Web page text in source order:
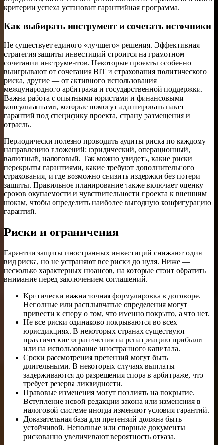
критерии успеха установит гарантийная программа.
Как выбирать инструмент и сочетать источники
Не существует единого «лучшего» решения. Эффективная
стратегия защиты инвестиций строится на грамотном
сочетании инструментов. Некоторые проекты особенно
выигрывают от сочетания BIT и страхования политического
риска, другие — от активного использования
международного арбитража и государственной поддержки.
Важна работа с опытными юристами и финансовыми
консультантами, которые помогут адаптировать пакет
гарантий под специфику проекта, страну размещения и
отрасль.
Периодически полезно проводить аудиты риска по каждому
направлению вложений: юридический, операционный,
валютный, налоговый. Так можно увидеть, какие риски
перекрыты гарантиями, какие требуют дополнительного
страхования, и где возможно снизить издержки без потери
защиты. Правильное планирование также включает оценку
сроков окупаемости и чувствительности проекта к внешним
шокам, чтобы определить наиболее выгодную конфигурацию
гарантий.
Риски и ограничения
Гарантии защиты иностранных инвестиций снижают один
вид риска, но не устраняют все риски до нуля. Ниже —
несколько характерных нюансов, на которые стоит обратить
внимание перед заключением соглашений.
Критически важна точная формулировка в договоре.
Неполные или расплывчатые определения могут
привести к спору о том, что именно покрыто, а что нет.
Не все риски одинаково покрываются во всех
юрисдикциях. В некоторых странах существуют
практические ограничения на репатриацию прибыли
или на использование иностранного капитала.
Сроки рассмотрения претензий могут быть
длительными. В некоторых случаях выплаты
задерживаются до разрешения спора в арбитраже, что
требует резерва ликвидности.
Правовые изменения могут повлиять на покрытие.
Вступление новой редакции закона или изменения в
налоговой системе иногда изменяют условия гарантий.
Доказательная база для претензий должна быть
устойчивой. Неполные или спорные документы
рискованно увеличивают вероятность отказа.